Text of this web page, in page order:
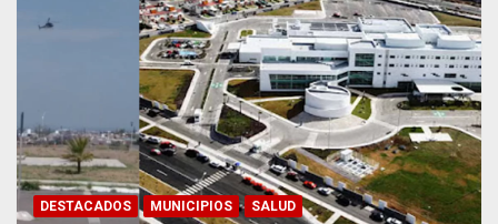
DESTACADOS MUNICIPIOS SALUD